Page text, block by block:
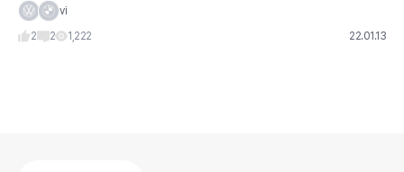
는 수요가 공급을 초과함에 따라 지속적으로 오를 거란 전망이 나온다. 일부 기관은 브렌
vi
2
2 1,222 22.01.13